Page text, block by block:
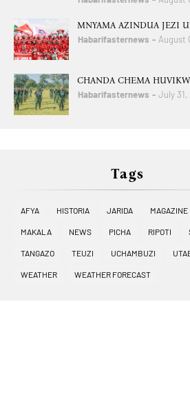
MNYAMA AZINDUA JEZI
Habarifasternews August
CHANDA CHEMA
Habarifasternews July 31,
Tags
AFYA HISTORIA JARIDA MAGAZINE
MAKALA NEWS PICHA RIPOTI
TANGAZO TEUZI UCHAMBUZI
WEATHER WEATHER FORECAST